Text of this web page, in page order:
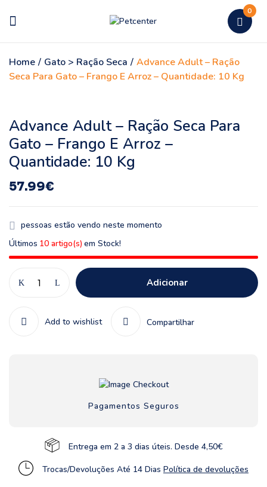
0
Home / Gato > Ração Seca / Advance Adult – Ração
Seca Para Gato – Frango E Arroz – Quantidade: 10 Kg
Advance Adult – Ração Seca Para
Gato – Frango E Arroz –
Quantidade: 10 Kg
57.99€
pessoas estão vendo neste momento
Últimos 10 artigo(s) em Stock!
Adicionar
Add to wishlist Compartilhar
Pagamentos Seguros
Entrega em 2 a 3 dias úteis. Desde 4,50€
Trocas/Devoluções Até 14 Dias Política de devoluções